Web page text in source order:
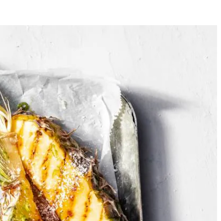
de ahornsiroop in een steelpan en breng aan de kook. Laat 2 min.
en schenk de warme siroop erover. Garneer met het limoenrasp